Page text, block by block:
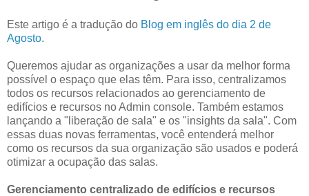
Este artigo é a tradução do Blog em inglês do dia 2 de
Agosto.
Queremos ajudar as organizações a usar da melhor forma
possível o espaço que elas têm. Para isso, centralizamos
todos os recursos relacionados ao gerenciamento de
edifícios e recursos no Admin console. Também estamos
lançando a "liberação de sala" e os "insights da sala". Com
essas duas novas ferramentas, você entenderá melhor
como os recursos da sua organização são usados e poderá
otimizar a ocupação das salas.
Gerenciamento centralizado de edifícios e recursos